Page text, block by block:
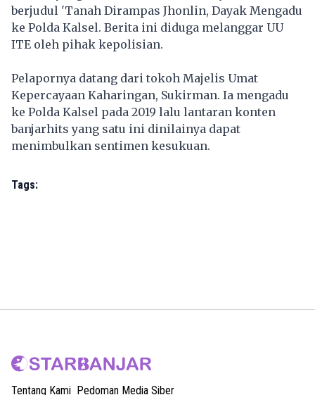
berjudul 'Tanah Dirampas Jhonlin, Dayak Mengadu
ke Polda Kalsel. Berita ini diduga melanggar UU
ITE oleh pihak kepolisian.
Pelapornya datang dari tokoh Majelis Umat
Kepercayaan Kaharingan, Sukirman. Ia mengadu
ke Polda Kalsel pada 2019 lalu lantaran konten
banjarhits yang satu ini dinilainya dapat
menimbulkan sentimen kesukuan.
Tags:
Tentang Kami Pedoman Media Siber